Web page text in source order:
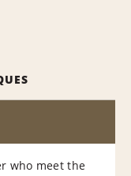
who meet the